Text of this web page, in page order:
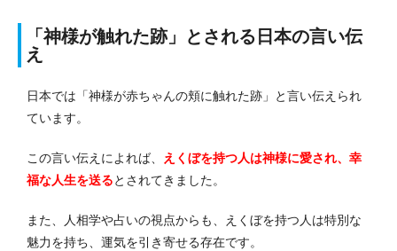
「神様が触れた跡」とされる日本の言い伝
え
日本では「神様が赤ちゃんの頬に触れた跡」と言い伝えられ
ています。
この言い伝えによれば、
えくぼを持つ人は神様に愛され、幸
福な人生を送るとされてきました。
また、人相学や占いの視点からも、えくぼを持つ人は特別な
魅力を持ち、運気を引き寄せる存在です。